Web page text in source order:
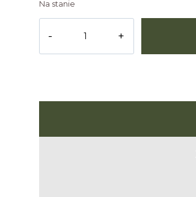
Na stanie